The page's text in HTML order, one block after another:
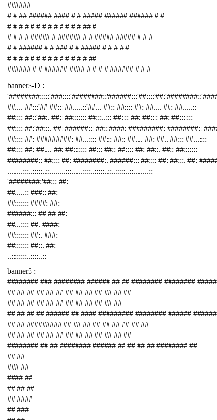
######
# # ## ###### #### # # ##### ###### ###### # #
# # # # # # # # # # # # # ## #
# # # # ##### # ###### # # ##### ##### # # #
# # ###### # # ### # # ##### # # # # #
# # # # # # # # # # # # # # ##
###### # # ###### #### # # # # ###### # # #
banner3-D :
##.... ##:::'## ##::: ##.....::'##... ##:: ##:::: ##: ##.... ##: ##.....::
##:::: ##::'##:. ##:: ##::::::: ##:::..::: ##:::: ##: ##:::: ##: ##:::::::
##:::: ##:'##:::. ##: ######::: ##::'####: #########: ########::
##:::: ##: #########: ##...:::: ##::: ##:: ##.... ##: ##.. ##::: ##...::::
##:::: ##: ##.... ##: ##::::::: ##::: ##:: ##:::: ##: ##::. ##:: ##:::::::
########:: ##:::: ##: ########:. ######::: ##:::: ##: ##:::. ##:
........:::..:::::..::........:::......::::..:::::..::..:::::..::........::
'########:'##::: ##:
##.....:: ###:: ##:
##::::::: ####: ##:
######::: ## ## ##:
##...:::: ##. ####:
##::::::: ##:. ###:
##::::::: ##::. ##:
..::::::::..::::..::
banner3 :
######## ### ######## ###### ## ## ######## ########
## ## ## ## ## ## ## ## ## ## ## ## ##
## ## ## ## ## ## ## ## ## ## ## ##
## ## ## ## ###### ## #### ######### ######## ###### ######
## ## ######### ## ## ## ## ## ## ## ## ##
## ## ## ## ## ## ## ## ## ## ## ## ##
######## ## ## ######## ###### ## ## ## ## ######## ##
## ##
### ##
#### ##
## ## ##
## ####
## ###